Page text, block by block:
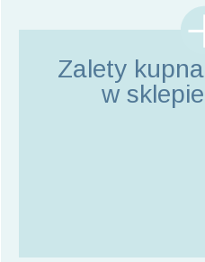
Zalety kupna
w sklepie